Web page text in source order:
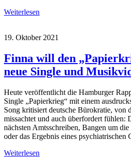
Weiterlesen
19. Oktober 2021
Finna will den
neue Single und
Heute veröffentlicht die Hamburger
Single „Papierkrieg“ mit einem
Song kritisiert deutsche Bürokratie, von
missachtet und auch überfordert fühlen:
nächsten Amtsschreiben, Bangen um
oder das Ergebnis eines
Weiterlesen